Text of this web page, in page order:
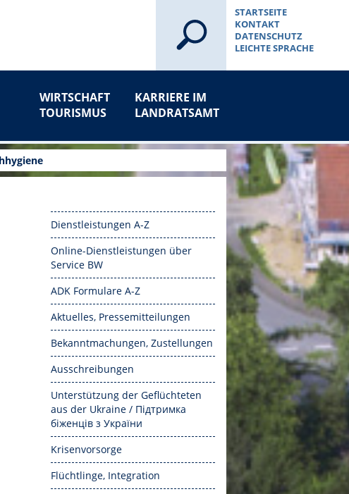
STARTSEITE
KONTAKT
DATENSCHUTZ
LEICHTE SPRACHE
WIRTSCHAFT
TOURISMUS
KARRIERE IM
LANDRATSAMT
Dienstleistungen A-Z
Online-Dienstleistungen über
Service BW
ADK Formulare A-Z
Aktuelles, Pressemitteilungen
Bekanntmachungen, Zustellungen
Ausschreibungen
Unterstützung der Geflüchteten
aus der Ukraine / Підтримка
біженців з України
Krisenvorsorge
Flüchtlinge, Integration